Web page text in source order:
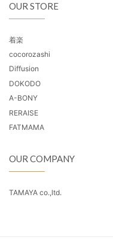
OUR STORE
着楽
cocorozashi
Diffusion
DOKODO
A-BONY
RERAISE
FATMAMA
OUR COMPANY
TAMAYA co.,ltd.